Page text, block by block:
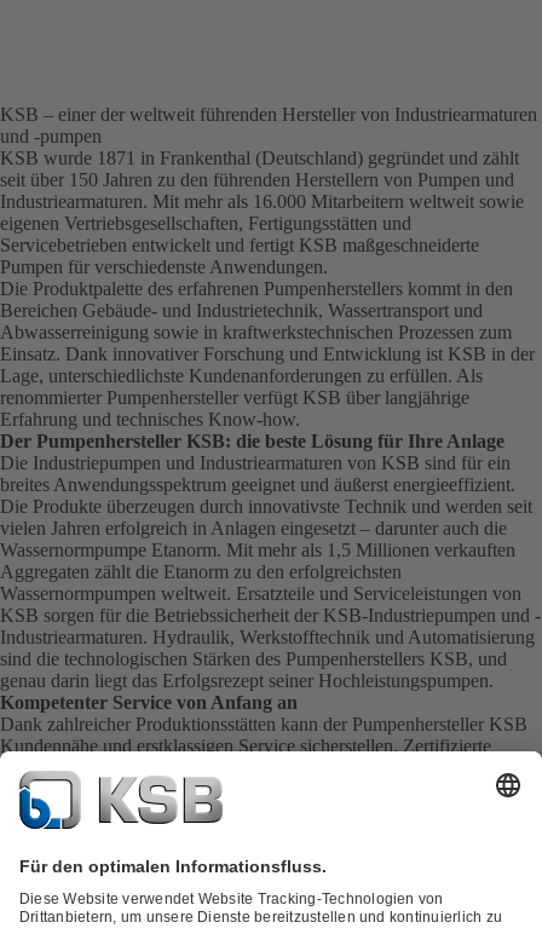
KSB – einer der weltweit führenden Hersteller von Industriearmaturen
und -pumpen
KSB wurde 1871 in Frankenthal (Deutschland) gegründet und zählt
seit über 150 Jahren zu den führenden Herstellern von Pumpen und
Industriearmaturen. Mit mehr als 16.000 Mitarbeitern weltweit sowie
eigenen Vertriebsgesellschaften, Fertigungsstätten und
Servicebetrieben entwickelt und fertigt KSB maßgeschneiderte
Pumpen für verschiedenste Anwendungen.
Die Produktpalette des erfahrenen Pumpenherstellers kommt in den
Bereichen Gebäude- und Industrietechnik, Wassertransport und
Abwasserreinigung sowie in kraftwerkstechnischen Prozessen zum
Einsatz. Dank innovativer Forschung und Entwicklung ist KSB in der
Lage, unterschiedlichste Kundenanforderungen zu erfüllen. Als
renommierter Pumpenhersteller verfügt KSB über langjährige
Erfahrung und technisches Know-how.
Der Pumpenhersteller KSB: die beste Lösung für Ihre Anlage
Die Industriepumpen und Industriearmaturen von KSB sind für ein
breites Anwendungsspektrum geeignet und äußerst energieeffizient.
Die Produkte überzeugen durch innovativste Technik und werden seit
vielen Jahren erfolgreich in Anlagen eingesetzt – darunter auch die
Wassernormpumpe Etanorm. Mit mehr als 1,5 Millionen verkauften
Aggregaten zählt die Etanorm zu den erfolgreichsten
Wassernormpumpen weltweit. Ersatzteile und Serviceleistungen von
KSB sorgen für die Betriebssicherheit der KSB-Industriepumpen und -
Industriearmaturen. Hydraulik, Werkstofftechnik und Automatisierung
sind die technologischen Stärken des Pumpenherstellers KSB, und
genau darin liegt das Erfolgsrezept seiner Hochleistungspumpen.
Kompetenter Service von Anfang an
Dank zahlreicher Produktionsstätten kann der Pumpenhersteller KSB
Kundennähe und erstklassigen Service sicherstellen. Zertifizierte
Spezialisten mit einem umfangreichen Erfahrungsschatz sorgen für
ausgezeichnete Qualität. KSB Service übernimmt die Inbetriebnahme,
Inspektion, Wartung und Instandhaltung Ihrer Pumpen, Armaturen und
kompletten Anlagen direkt vor Ort. KSB sorgt ebenfalls für eine
schnelle Ersatzteillieferung. Somit erhalten Sie den besten Service
direkt von Ihrem Pumpenhersteller.